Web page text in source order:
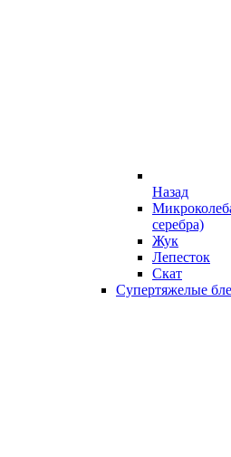
Назад
серебра)
Жук
Лепесток
Скат
Супертяжелые